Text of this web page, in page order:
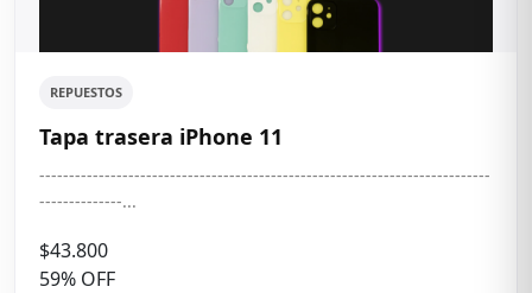
REPUESTOS
Tapa trasera iPhone 11
----------------------------------------------------------------------------
--------------...
$43.800
59% OFF